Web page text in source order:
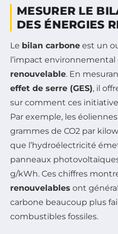
MESURER LE
DES ÉNERGIES
Le bilan carbone est un
l’impact environnemental
renouvelable. En
effet de serre (GES), il
sur comment ces
Par exemple, les
grammes de CO2 par
que l’hydroélectricité
panneaux
g/kWh. Ces chiffres
renouvelables ont
carbone beaucoup plus
combustibles fossiles.